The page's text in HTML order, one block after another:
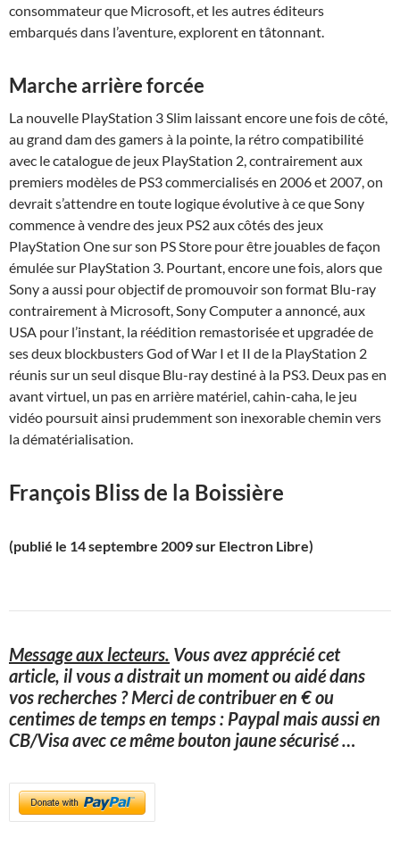
consommateur que Microsoft, et les autres éditeurs
embarqués dans l’aventure, explorent en tâtonnant.
Marche arrière forcée
La nouvelle PlayStation 3 Slim laissant encore une fois de côté,
au grand dam des gamers à la pointe, la rétro compatibilité
avec le catalogue de jeux PlayStation 2, contrairement aux
premiers modèles de PS3 commercialisés en 2006 et 2007, on
devrait s’attendre en toute logique évolutive à ce que Sony
commence à vendre des jeux PS2 aux côtés des jeux
PlayStation One sur son PS Store pour être jouables de façon
émulée sur PlayStation 3. Pourtant, encore une fois, alors que
Sony a aussi pour objectif de promouvoir son format Blu-ray
contrairement à Microsoft, Sony Computer a annoncé, aux
USA pour l’instant, la réédition remastorisée et upgradée de
ses deux blockbusters God of War I et II de la PlayStation 2
réunis sur un seul disque Blu-ray destiné à la PS3. Deux pas en
avant virtuel, un pas en arrière matériel, cahin-caha, le jeu
vidéo poursuit ainsi prudemment son inexorable chemin vers
la dématérialisation.
François Bliss de la Boissière
(publié le 14 septembre 2009 sur Electron Libre)
Message aux lecteurs. Vous avez apprécié cet
article, il vous a distrait un moment ou aidé dans
vos recherches ? Merci de contribuer en € ou
centimes de temps en temps : Paypal mais aussi en
CB/Visa avec ce même bouton jaune sécurisé…